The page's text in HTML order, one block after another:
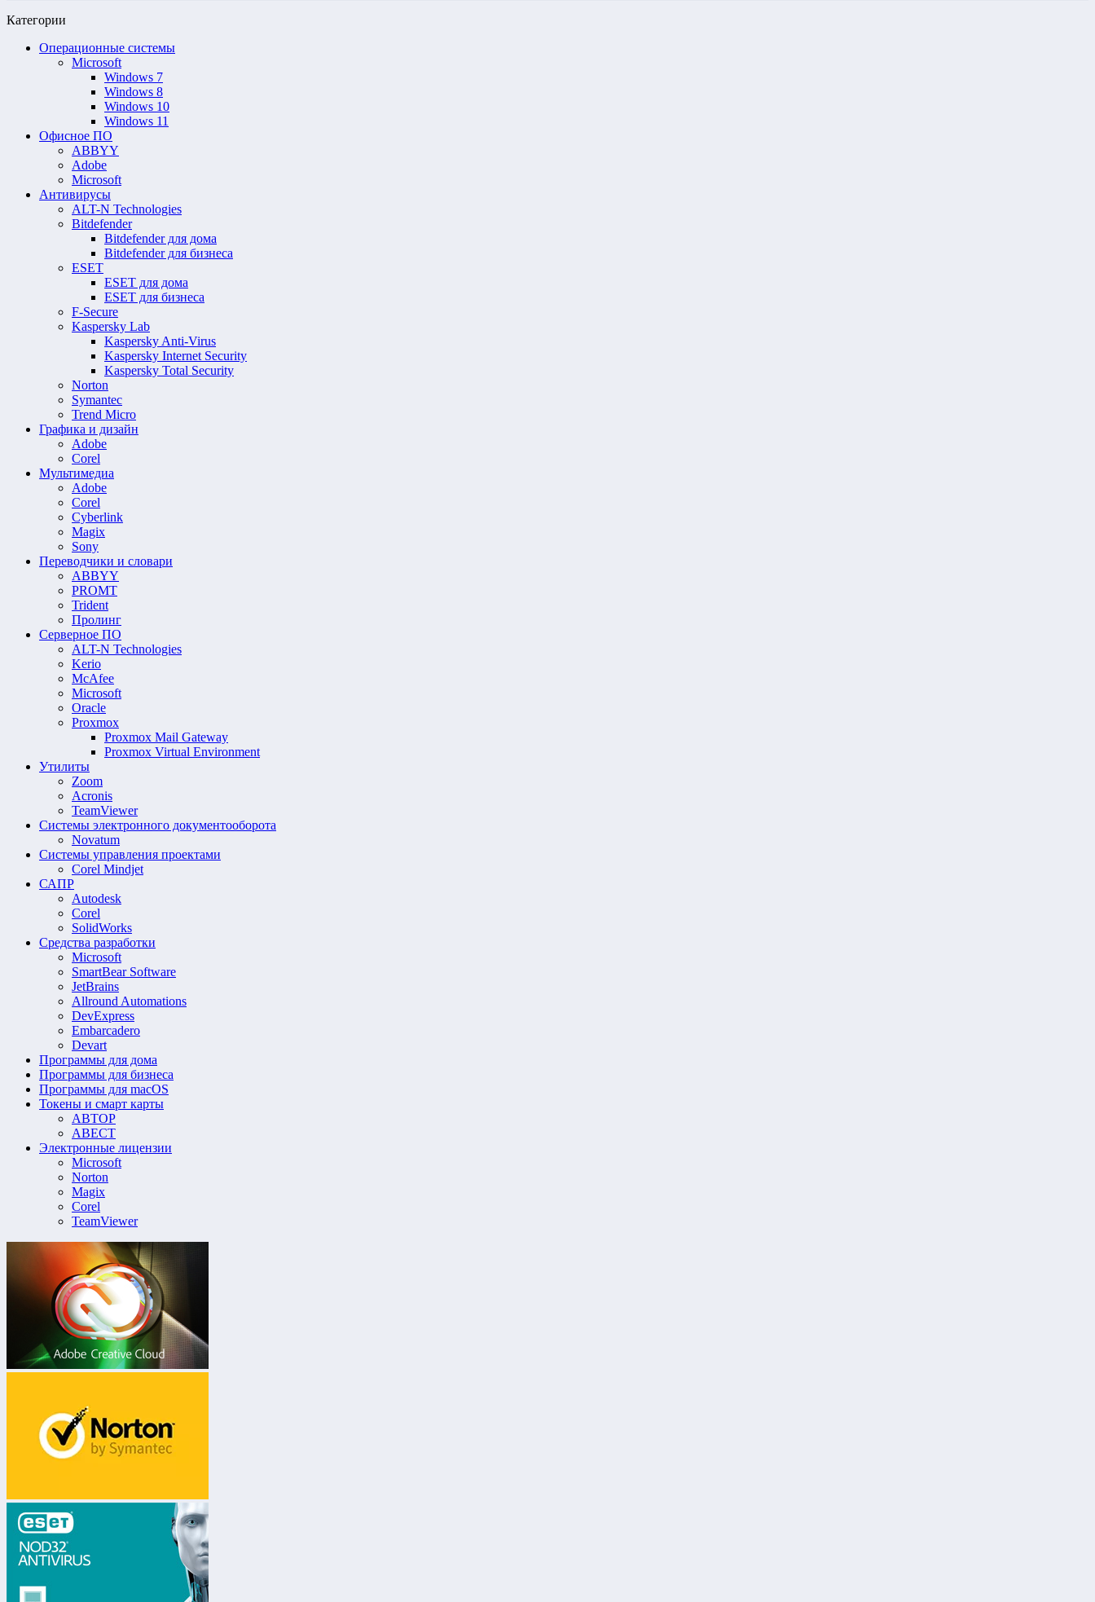
Категории
Операционные системы
Microsoft
Windows 7
Windows 8
Windows 10
Windows 11
Офисное ПО
ABBYY
Adobe
Microsoft
Антивирусы
ALT-N Technologies
Bitdefender
Bitdefender для дома
Bitdefender для бизнеса
ESET
ESET для дома
ESET для бизнеса
F-Secure
Kaspersky Lab
Kaspersky Anti-Virus
Kaspersky Internet Security
Kaspersky Total Security
Norton
Symantec
Trend Micro
Графика и дизайн
Adobe
Corel
Мультимедиа
Adobe
Corel
Cyberlink
Magix
Sony
Переводчики и словари
ABBYY
PROMT
Trident
Пролинг
Серверное ПО
ALT-N Technologies
Kerio
McAfee
Microsoft
Oracle
Proxmox
Proxmox Mail Gateway
Proxmox Virtual Environment
Утилиты
Zoom
Acronis
TeamViewer
Системы электронного документооборота
Novatum
Системы управления проектами
Corel Mindjet
САПР
Autodesk
Corel
SolidWorks
Средства разработки
Microsoft
SmartBear Software
JetBrains
Allround Automations
DevExpress
Embarcadero
Devart
Программы для дома
Программы для бизнеса
Программы для macOS
Токены и смарт карты
АВТОР
АВЕСТ
Электронные лицензии
Microsoft
Norton
Magix
Corel
TeamViewer